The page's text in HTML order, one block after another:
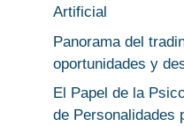
Artificial
Panorama del
oportunidades y
El Papel de la
de Personalidades